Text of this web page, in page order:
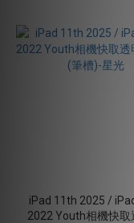
iPad 11th 2025 /
2022 Youth相機快取